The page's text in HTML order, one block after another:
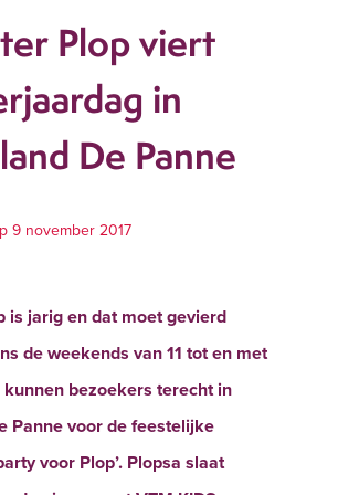
Plop viert
in
De Panne
9 november 2017
is jarig en dat moet gevierd
de weekends van 11 tot en met
bezoekers terecht in
Panne voor de feestelijke
voor Plop’. Plopsa slaat